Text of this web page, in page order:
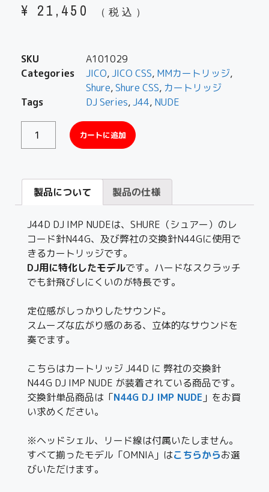
¥ 21,450 （税込）
SKU
A101029
Categories
JICO,JICO CSS, MMカートリッジ,
Shure,Shure CSS, カートリッジ
Tags
DJ Series,J44, NUDE
カートに追加
製品について 製品の仕様
J44D DJ IMP NUDEは、SHURE（シュアー）のレ
コード針N44G、及び弊社の交換針N44Gに使用で
きるカートリッジです。
DJ用に特化したモデルです。ハードなスクラッチ
でも針飛びしにくいのが特長です。
定位感がしっかりしたサウンド。
スムーズな広がり感のある、立体的なサウンドを
奏でます。
こちらはカートリッジ J44D に 弊社の交換針
N44G DJ IMP NUDE が装着されている商品です。
交換針単品商品は「N44G DJ IMP NUDE 」をお買
い求めください。
※ヘッドシェル、リード線は付属いたしません。
すべて揃ったモデル「OMNIA」はこちらからお選
びいただけます。